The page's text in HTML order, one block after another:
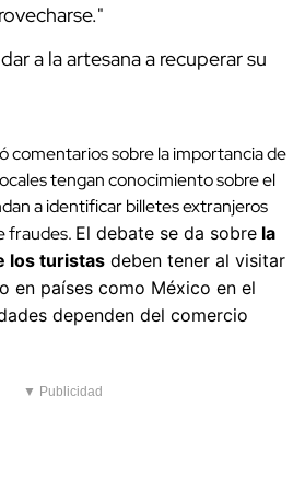
a la artesana a recuperar su
comentarios sobre la importancia de
tengan conocimiento sobre el
a identificar billetes extranjeros
fraudes. El debate se da sobre la
los turistas deben tener al visitar
en países como México en el
dependen del comercio
▼ Publicidad